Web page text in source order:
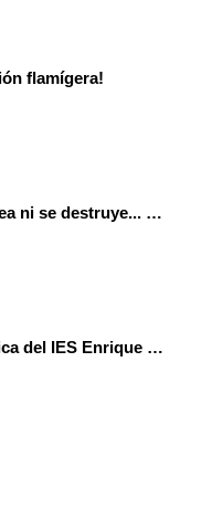
flamígera!
La energía ni se crea ni se destruye... ¡se experimenta! El Tierno en la Feria Madrid es Ciencia 2026
El Gabinete de Física del IES Enrique Tierno Galván de Parla (Curso 25-26)